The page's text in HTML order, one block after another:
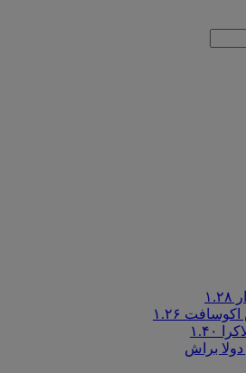
۱.۲۶
دولا براش